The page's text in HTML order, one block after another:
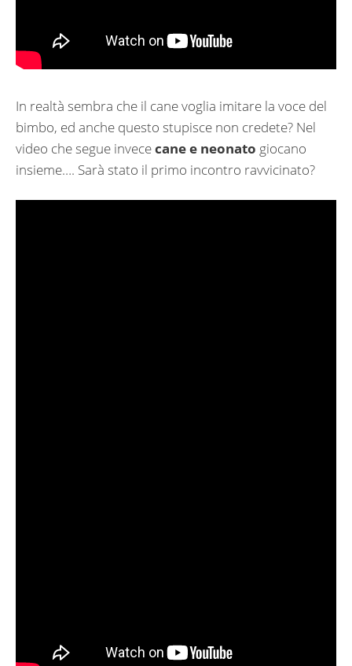
In realtà sembra che il cane voglia imitare la voce del
bimbo, ed anche questo stupisce non credete? Nel
video che segue invececane e neonato giocano
insieme…. Sarà stato il primo incontro ravvicinato?